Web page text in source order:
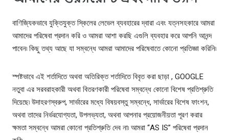
বাণিজ্যিকভাবে যুক্তিযুক্ত স্কিলের লেভেল ব্যবহারের দ্বারা এবং যত্নসহকারে আমরা
আমাদের পরিষেবা প্রদান করি ও আমরা আশা করছি এগুলি ব্যবহার করে আপনি আনন্দ
পাবেন৷ কিছু তথ্য আছে যা সম্বন্ধে আমরা আমাদের পরিষেবাতে কোনো প্রতিজ্ঞা করিনি৷
স্পষ্টভাবে এই শর্তাদিতে অথবা অতিরিক্ত শর্তাদিতে বিবৃত করা ছাড়া , GOOGLE
নতুবা এর সরবরাহকারী অথবা বিতরণকারী পরিষেবা সম্বন্ধে কোনো বিশেষ প্রতিশ্রুতি
দিয়েছে৷ উদাহরণস্বরুপ, সার্ভারের মধ্যে বিষয়বস্তু সম্বন্ধে, সার্ভারের বিশেষ ফাংশন,
অথবা তাদের নির্ভরযোগ্যতা, উপলভ্যতা, অথবা আপনার প্রয়োজনীয়তা পূরণ করার
ক্ষমতা সম্বন্ধে আমরা কোনো প্রতিশ্রুতি দেব না৷ আমরা “AS IS” পরিষেবা প্রদান